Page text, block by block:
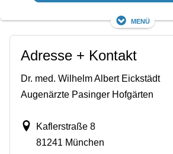
Menü
Adresse + Kontakt
Dr. med. Wilhelm Albert Eickstädt
Augenärzte Pasinger Hofgärten
Kaflerstraße 8
81241 München